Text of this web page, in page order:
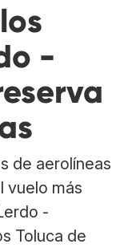
-
de aerolíneas
vuelo más
-
Toluca de